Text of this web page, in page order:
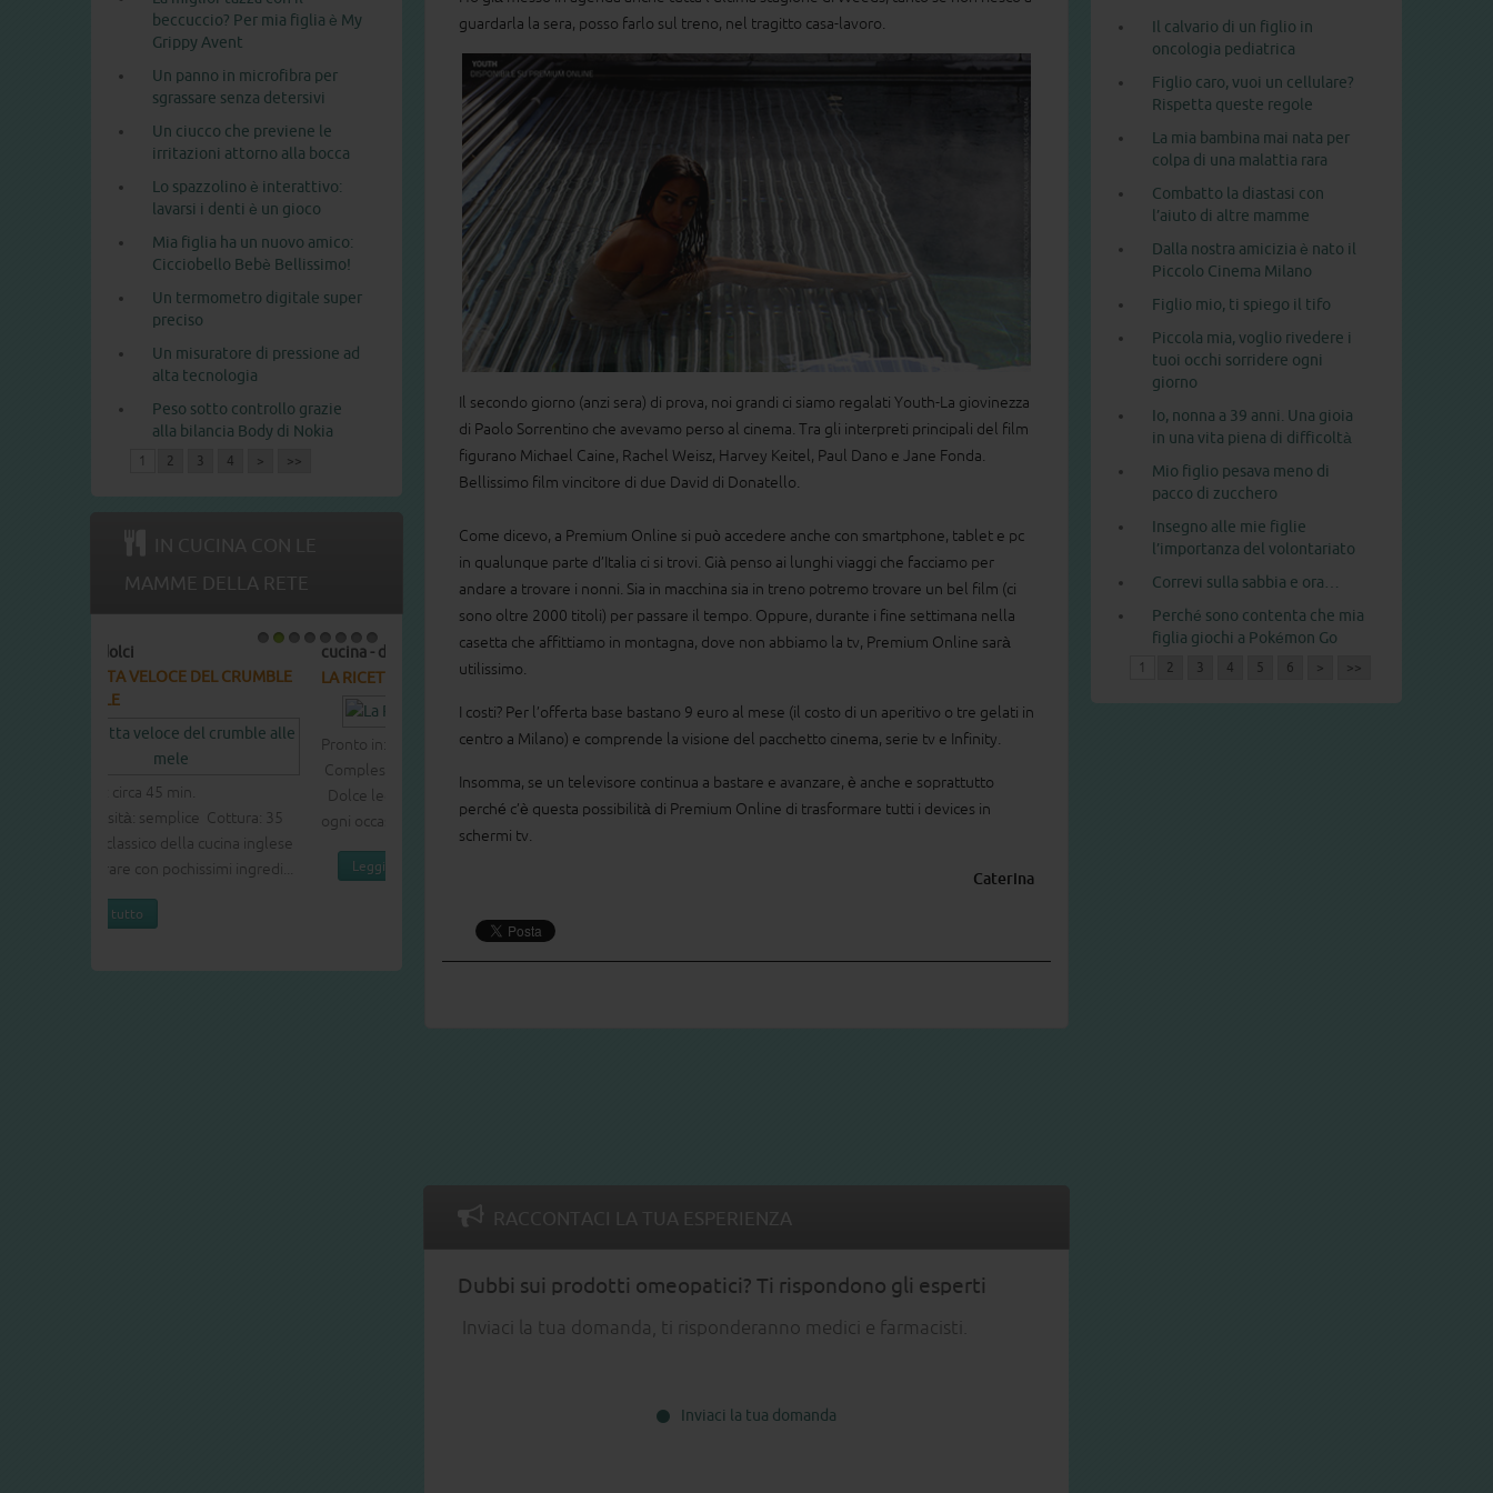
guardarla la sera, posso farlo sul treno, nel tragitto casa-lavoro.
Il secondo giorno (anzi sera) di prova, noi grandi ci siamo regalati Youth-La giovinezza
di Paolo Sorrentino che avevamo perso al cinema. Tra gli interpreti principali del film
figurano Michael Caine, Rachel Weisz, Harvey Keitel, Paul Dano e Jane Fonda.
Bellissimo film vincitore di due David di Donatello.
Come dicevo, a Premium Online si può accedere anche con smartphone, tablet e pc
in qualunque parte d’Italia ci si trovi. Già penso ai lunghi viaggi che facciamo per
andare a trovare i nonni. Sia in macchina sia in treno potremo trovare un bel film (ci
sono oltre 2000 titoli) per passare il tempo. Oppure, durante i fine settimana nella
casetta che affittiamo in montagna, dove non abbiamo la tv, Premium Online sarà
utilissimo.
I costi? Per l’offerta base bastano 9 euro al mese (il costo di un aperitivo o tre gelati in
centro a Milano) e comprende la visione del pacchetto cinema, serie tv e Infinity.
Insomma, se un televisore continua a bastare e avanzare, è anche e soprattutto
perché c’è questa possibilità di Premium Online di trasformare tutti i devices in
schermi tv.
Caterina
RACCONTACI LA TUA ESPERIENZA
Dubbi sui prodotti omeopatici? Ti rispondono gli esperti
Inviaci la tua domanda, ti risponderanno medici e farmacisti.
Inviaci la tua domanda
beccuccio? Per mia figlia è My
Grippy Avent
Un panno in microfibra per
sgrassare senza detersivi
Un ciucco che previene le
irritazioni attorno alla bocca
Lo spazzolino è interattivo:
lavarsi i denti è un gioco
Mia figlia ha un nuovo amico:
Cicciobello Bebè Bellissimo!
Un termometro digitale super
preciso
Un misuratore di pressione ad
alta tecnologia
Peso sotto controllo grazie
alla bilancia Body di Nokia
1 2 3 4 > >>
MAMME DELLA RETE
5 6 7 8
cucina - dolci
LA RICETTA DEL COTTON CAKE
Pronto in: circa 60 min.
Complessità: media Cottura: 40 min.
Dolce leggero e soffice buono per
ogni occasione.
Leggi tutto
Il calvario di un figlio in
oncologia pediatrica
Figlio caro, vuoi un cellulare?
Rispetta queste regole
La mia bambina mai nata per
colpa di una malattia rara
Combatto la diastasi con
l’aiuto di altre mamme
Dalla nostra amicizia è nato il
Piccolo Cinema Milano
Figlio mio, ti spiego il tifo
Piccola mia, voglio rivedere i
tuoi occhi sorridere ogni
giorno
Io, nonna a 39 anni. Una gioia
in una vita piena di difficoltà
Mio figlio pesava meno di
pacco di zucchero
Insegno alle mie figlie
l’importanza del volontariato
Correvi sulla sabbia e ora…
Perché sono contenta che mia
figlia giochi a Pokémon Go
1 2 3 4 5 6 > >>